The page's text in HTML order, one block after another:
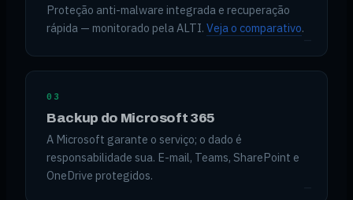
Proteção anti-malware integrada e recuperação
rápida — monitorado pela ALTI. Veja o comparativo.
03
Backup do Microsoft 365
A Microsoft garante o serviço; o dado é
responsabilidade sua. E-mail, Teams, SharePoint e
OneDrive protegidos.